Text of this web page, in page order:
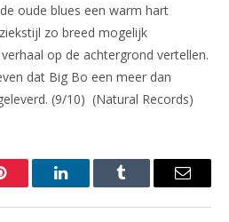
oude blues een warm hart
zo breed mogelijk
op de achtergrond vertellen.
dat Big Bo een meer dan
(9/10) (Natural Records)
LinkedInTumblr Email